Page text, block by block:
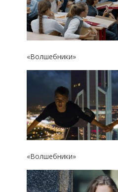
«Волшебники»
«Волшебники»